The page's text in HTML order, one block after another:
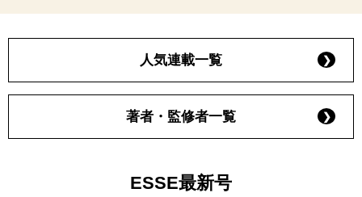
人気連載一覧
著者・監修者一覧
ESSE最新号